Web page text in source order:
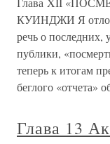
КУИНДЖИ Я
речь о
публики,
теперь к итогам
беглого «отчета»
Глава 13